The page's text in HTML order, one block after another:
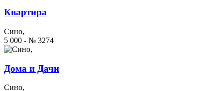
Квартира
Сино,
5 000 - № 3274
Дома и Дачи
Сино,